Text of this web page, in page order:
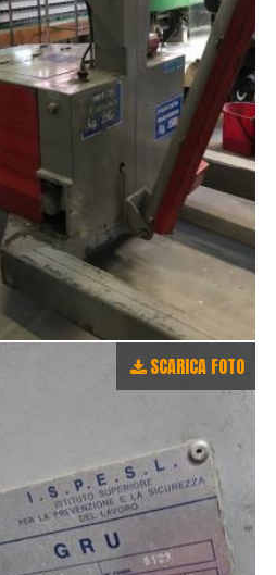
SCARICA FOTO